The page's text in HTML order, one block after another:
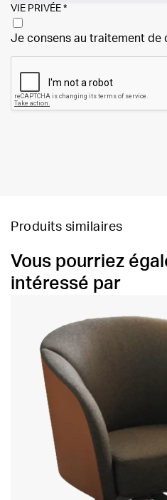
VIE PRIVÉE *
Je consens au traitement de
Produits similaires
Vous pourriez
intéressé par